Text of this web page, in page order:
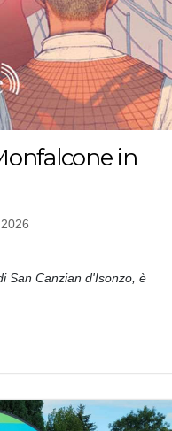
in
San Canzian d'Isonzo, è